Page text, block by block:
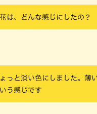
は、どんな感じにしたの？
っと淡い色にしました。薄
う感じです